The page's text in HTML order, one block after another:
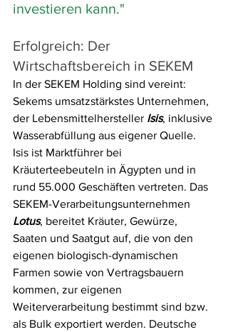
investieren kann."
Erfolgreich: Der
Wirtschaftsbereich in SEKEM
In der SEKEM Holding sind vereint:
Sekems umsatzstärkstes Unternehmen,
der Lebensmittelhersteller Isis, inklusive
Wasserabfüllung aus eigener Quelle.
Isis ist Marktführer bei
Kräuterteebeuteln in Ägypten und in
rund 55.000 Geschäften vertreten. Das
SEKEM-Verarbeitungsunternehmen
Lotus, bereitet Kräuter, Gewürze,
Saaten und Saatgut auf, die von den
eigenen biologisch-dynamischen
Farmen sowie von Vertragsbauern
kommen, zur eigenen
Weiterverarbeitung bestimmt sind bzw.
als Bulk exportiert werden. Deutsche